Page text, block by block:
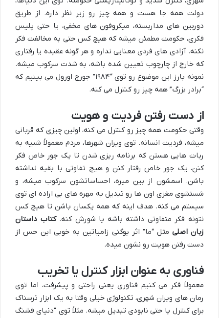
دولت همه جا هست و همه چیز رو زیر نظر داره. از طریق
دوربین های مداربسته، میکروفون های مخفی، یا حتی پلیس
فکری، حکومت مطمئن میشه که هیچ کس حتی به مخالفت فکر
نکنه. آزادی های فردی معنایی نداره و هر گونه عقیده یا رفتاری
که خارج از چارچوب تعیین شده باشه، به شدت سرکوب میشه.
نمونه بارز این موضوع رو توی “۱۹۸۴” جورج اورول می بینیم که
“برادر بزرگ” همه چیز رو کنترل می کنه.
از دست رفتن فردیت و هویت
وقتی حکومت همه چیز رو کنترل می کنه، اولین چیزی که قربانی
میشه، فردیت انسانه. توی ویران شهرها، مردم معمولاً شبیه به
ربات هایی هستن که برنامه ریزی شدن تا یک جور خاص فکر
کنن، یک جور خاص رفتار کنن و هیچ تفاوتی با بقیه نداشته
باشن. اسمشون از بین میره، احساساتشون سرکوب میشه، و
شستشوی مغزی اون ها رو تبدیل به مهره های بی اراده ای توی
سیستم می کنه. هدف اینه که همه یکسان باشن تا هیچ کس
نتونه فکر متفاوتی داشته باشه یا شورش کنه.کتاب داستان
زبان اصلی مثل “ما” اثر یوگنی زامیاتین به خوبی این حس از
دست رفتن هویت رو نشون میده.
فناوری به عنوان ابزار کنترل یا تخریب
معمولاً فکر می کنیم فناوری یعنی راحتی و پیشرفت، اما توی
رمان های ویران شهری، تکنولوژی خیلی وقتا به یک ابزار ترسناک
برای کنترل یا حتی نابودی تبدیل میشه. مثلاً توی “دنیای قشنگ